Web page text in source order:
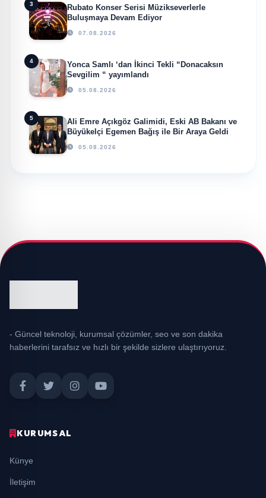
3
Rubato Konser Serisi Müzikseverlerle
Buluşmaya Devam Ediyor
07.08.2026
4
Yonca Samlı ‘dan İkinci Tekli “Donacaksın
Sevgilim “ yayımlandı
05.08.2026
5
Ali Emre Açıkgöz Galimidi, Eski AB Bakanı ve
Büyükelçi Egemen Bağış ile Bir Araya Geldi
05.08.2026
- Güncel teknoloji, kurumsal çözümler, seo ve son dakika
haberlerini tarafsız ve hızlı bir şekilde sizlere ulaştırıyoruz.
KURUMSAL
Künye
İletişim